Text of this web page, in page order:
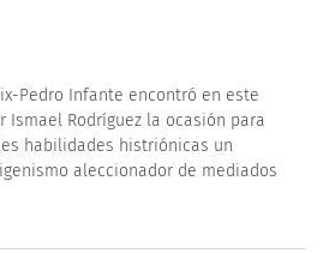
Pedro Infante encontró en este
Rodríguez la ocasión para
habilidades histriónicas un
aleccionador de mediados